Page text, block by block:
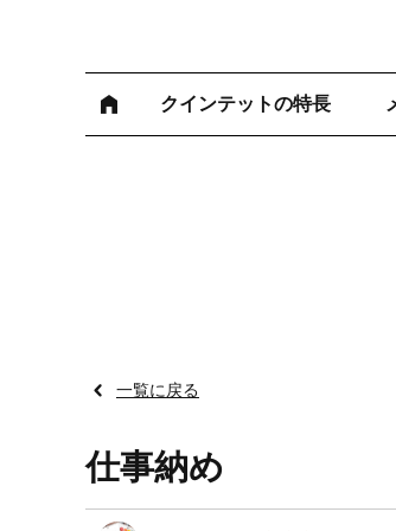
クインテットの特長
一覧に戻る
仕事納め